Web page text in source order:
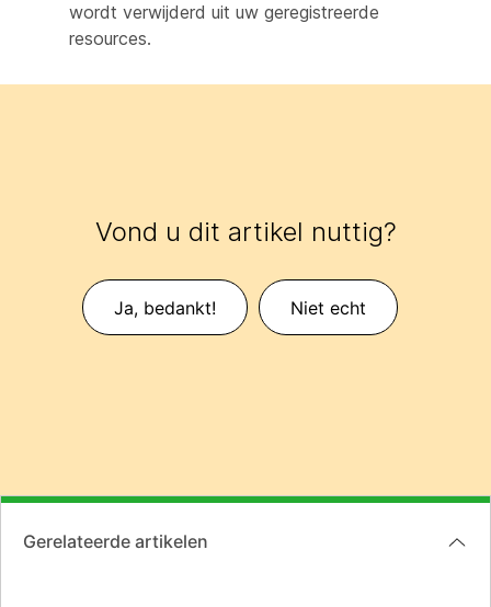
wordt verwijderd uit uw geregistreerde
resources.
Vond u dit artikel nuttig?
Ja, bedankt! Niet echt
Gerelateerde artikelen